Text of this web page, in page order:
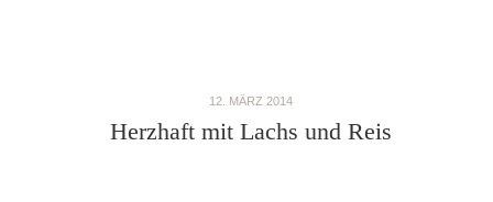
12. MÄRZ 2014
Herzhaft mit Lachs und Reis